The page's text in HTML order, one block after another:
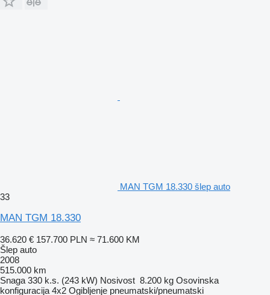
MAN TGM 18.330 šlep auto
33
MAN TGM 18.330
36.620 € 157.700 PLN ≈ 71.600 KM
Šlep auto
2008
515.000 km
Snaga 330 k.s. (243 kW) Nosivost 8.200 kg Osovinska
konfiguracija 4x2 Ogibljenje pneumatski/pneumatski